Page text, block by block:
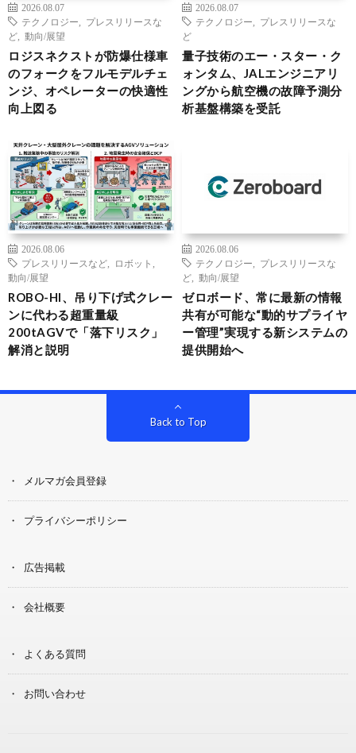
2026.08.07
テクノロジー
プレスリリースな
ど
動向/展望
ロジスネクストが防爆仕様車
のフォークをフルモデルチェ
ンジ、オペレーターの快適性
向上図る
2026.08.07
テクノロジー
プレスリリースな
ど
量子技術のエー・スター・ク
ォンタム、JALエンジニアリ
ングから航空機の故障予測分
析基盤構築を受託
2026.08.06
プレスリリースなど
ロボット
動向/展望
ROBO-HI、吊り下げ式クレー
ンに代わる超重量級
200tAGVで「落下リスク」
解消と説明
2026.08.06
テクノロジー
プレスリリースな
ど
動向/展望
ゼロボード、常に最新の情報
共有が可能な“動的サプライヤ
ー管理”実現する新システムの
提供開始へ
Back to Top
メルマガ会員登録
プライバシーポリシー
広告掲載
会社概要
よくある質問
お問い合わせ